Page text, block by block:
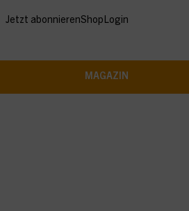
Jetzt abonnierenShop Login
MAGAZIN